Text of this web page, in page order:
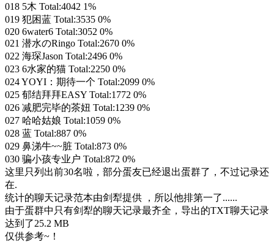
018 5木 Total:4042 1%
019 犯困蓝 Total:3535 0%
020 6water6 Total:3052 0%
021 潜水のRingo Total:2670 0%
022 海琛Jason Total:2496 0%
023 6水家的猫 Total:2250 0%
024 YOYI：期待一个 Total:2099 0%
025 郁结拜拜EASY Total:1772 0%
026 减肥完毕的茶妞 Total:1239 0%
027 哈哈姑娘 Total:1059 0%
028 蓝 Total:887 0%
029 鼻涕牛~~脏 Total:873 0%
030 骗小孩专业户 Total:872 0%
这里只列出前30名啦，部分蛋友已经退出蛋群了，不过记录还
在.
统计的聊天记录范本由剑犁提供 ，所以他排第一了......
由于蛋群中只有剑犁的聊天记录最齐全，导出的TXT聊天记录
达到了25.2 MB
仅供参考~！